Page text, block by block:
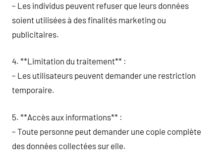
– Les individus peuvent refuser que leurs données
soient utilisées à des finalités marketing ou
publicitaires.
4. **Limitation du traitement** :
– Les utilisateurs peuvent demander une restriction
temporaire.
5. **Accès aux informations** :
– Toute personne peut demander une copie complète
des données collectées sur elle.